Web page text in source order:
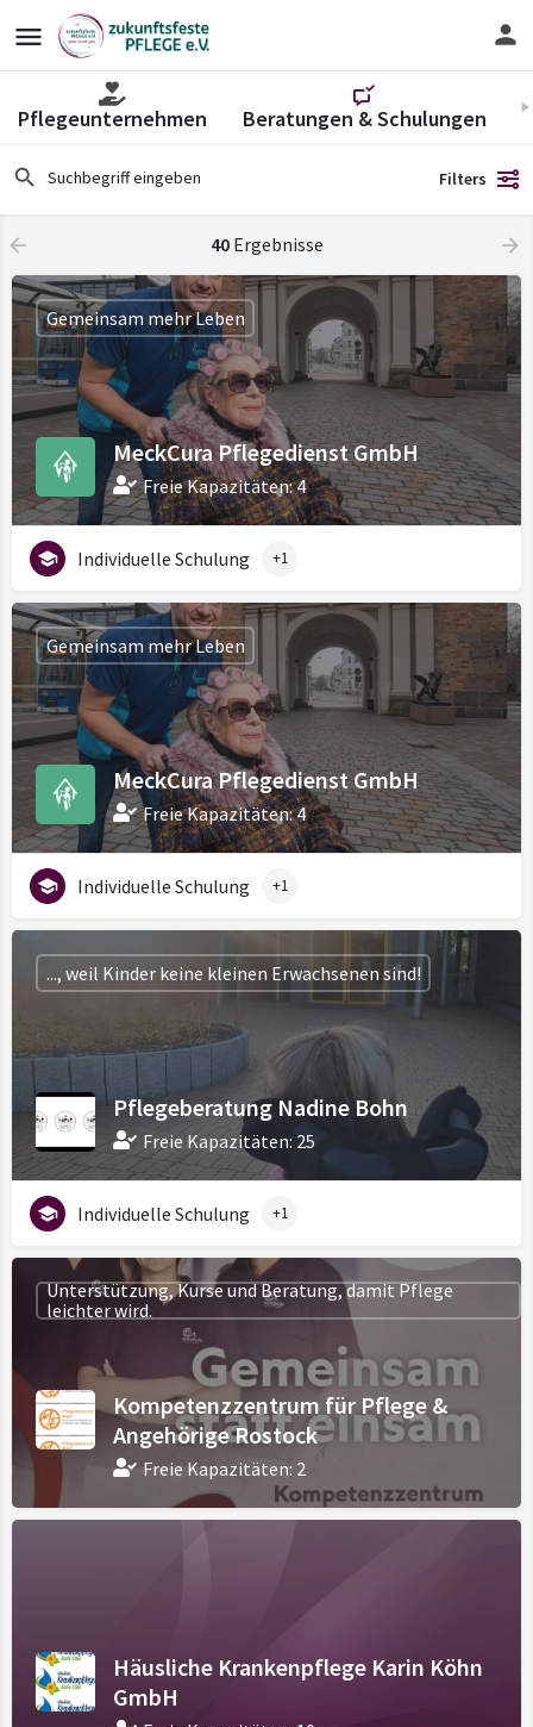
Pflegeunternehmen Beratungen & Schulungen
Filters
40Ergebnisse
MeckCura Pflegedienst GmbH
Freie Kapazitäten: 4
Gemeinsam mehr Leben
Individuelle Schulung +1
MeckCura Pflegedienst GmbH
Freie Kapazitäten: 4
Gemeinsam mehr Leben
Individuelle Schulung +1
Pflegeberatung Nadine Bohn
Freie Kapazitäten: 25
..., weil Kinder keine kleinen Erwachsenen sind!
Individuelle Schulung +1
Kompetenzzentrum für Pflege &
Angehörige Rostock
Freie Kapazitäten: 2
Unterstützung, Kurse und Beratung, damit Pflege
leichter wird.
Häusliche Krankenpflege Karin Köhn
GmbH